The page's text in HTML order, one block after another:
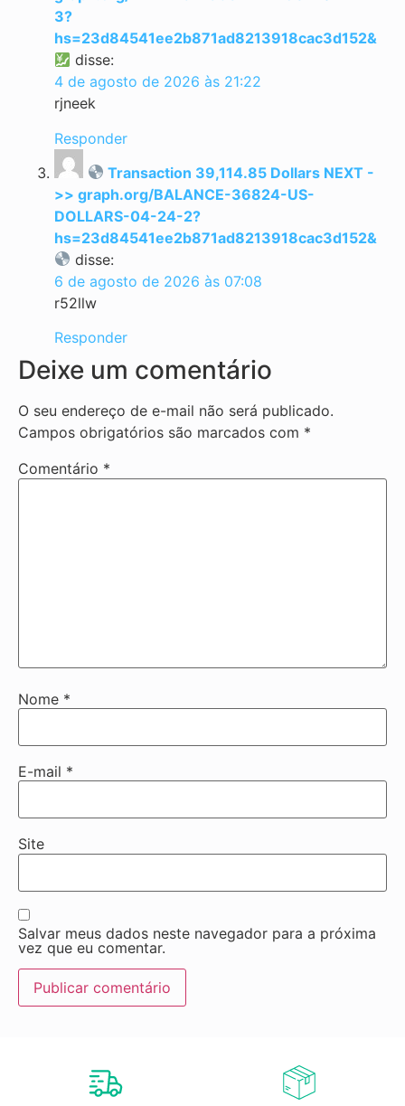
3?
hs=23d84541ee2b871ad8213918cac3d152&
disse:
4 de agosto de 2026 às 21:22
rjneek
Responder
Transaction 39,114.85 Dollars NEXT -
>> graph.org/BALANCE-36824-US-
DOLLARS-04-24-2?
hs=23d84541ee2b871ad8213918cac3d152&
disse:
6 de agosto de 2026 às 07:08
r52llw
Responder
Deixe um comentário
O seu endereço de e-mail não será publicado.
Campos obrigatórios são marcados com *
Comentário *
Nome *
E-mail *
Site
Salvar meus dados neste navegador para a próxima
vez que eu comentar.